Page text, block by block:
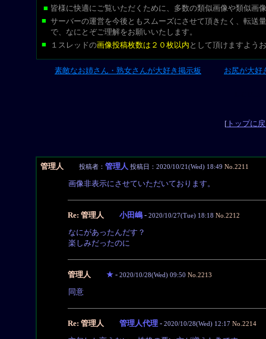
■ 皆様に快適にご覧いただくために、多数の類似画像や類似画
■ サーバーの運営を今後ともスムーズにさせて頂きたく、転送
で、なにとぞご理解をお願いいたします。
■
１スレッドの画像投稿枚数は２０枚以内 として頂けますよう
素敵なお姉さん・熟女さんが大好き掲示板 お尻が大好
[トップに
管理人 投稿者： 管理人 投稿日：2020/10/21(Wed) 18:49 No.2211
画像非表示にさせていただいております。
Re: 管理人 小田嶋 - 2020/10/27(Tue) 18:18 No.2212
なにがあったんだす？
楽しみだったのに
管理人 ★ - 2020/10/28(Wed) 09:50 No.2213
同意
Re: 管理人 管理人代理 - 2020/10/28(Wed) 12:17 No.2214